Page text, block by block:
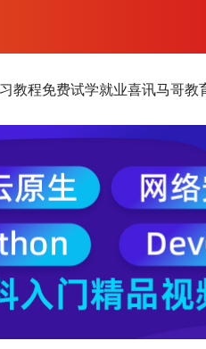
教程免费试学就业喜讯马哥教